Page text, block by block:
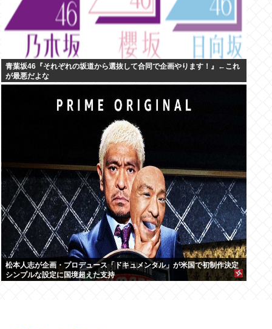
青葉坂46『それぞれの坂道から選抜して合同で企画やります！』←これ
が最悪だよな
松本人志が企画・プロデュース「ドキュメンタル」が米国で初制作決定
シンプルな設定に国境超えた支持